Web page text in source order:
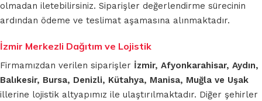
olmadan iletebilirsiniz. Siparişler değerlendirme sürecinin
ardından ödeme ve teslimat aşamasına alınmaktadır.
İzmir Merkezli Dağıtım ve Lojistik
Firmamızdan verilen siparişler İzmir, Afyonkarahisar, Aydın,
Balıkesir, Bursa, Denizli, Kütahya, Manisa, Muğla ve Uşak
illerine lojistik altyapımız ile ulaştırılmaktadır. Diğer şehirler